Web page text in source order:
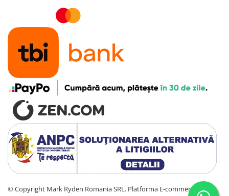
©️ Copyright Mark Ryden Romania SRL. Platforma E-commerce by